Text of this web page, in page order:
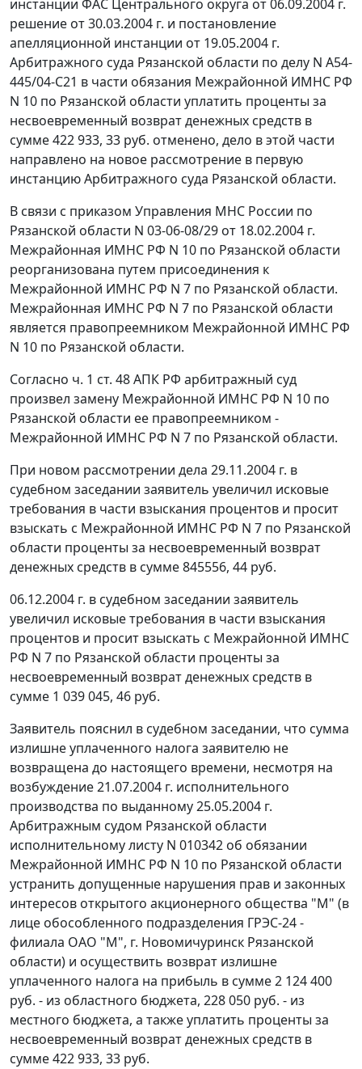
инстанции ФАС Центрального округа от 06.09.2004 г.
решение от 30.03.2004 г. и постановление
апелляционной инстанции от 19.05.2004 г.
Арбитражного суда Рязанской области по делу N А54-
445/04-С21 в части обязания Межрайонной ИМНС РФ
N 10 по Рязанской области уплатить проценты за
несвоевременный возврат денежных средств в
сумме 422 933, 33 руб. отменено, дело в этой части
направлено на новое рассмотрение в первую
инстанцию Арбитражного суда Рязанской области.
В связи с приказом Управления МНС России по
Рязанской области N 03-06-08/29 от 18.02.2004 г.
Межрайонная ИМНС РФ N 10 по Рязанской области
реорганизована путем присоединения к
Межрайонной ИМНС РФ N 7 по Рязанской области.
Межрайонная ИМНС РФ N 7 по Рязанской области
является правопреемником Межрайонной ИМНС РФ
N 10 по Рязанской области.
Согласно ч. 1 ст. 48АПК РФ арбитражный суд
произвел замену Межрайонной ИМНС РФ N 10 по
Рязанской области ее правопреемником -
Межрайонной ИМНС РФ N 7 по Рязанской области.
При новом рассмотрении дела 29.11.2004 г. в
судебном заседании заявитель увеличил исковые
требования в части взыскания процентов и просит
взыскать с Межрайонной ИМНС РФ N 7 по Рязанской
области проценты за несвоевременный возврат
денежных средств в сумме 845556, 44 руб.
06.12.2004 г. в судебном заседании заявитель
увеличил исковые требования в части взыскания
процентов и просит взыскать с Межрайонной ИМНС
РФ N 7 по Рязанской области проценты за
несвоевременный возврат денежных средств в
сумме 1 039 045, 46 руб.
Заявитель пояснил в судебном заседании, что сумма
излишне уплаченного налога заявителю не
возвращена до настоящего времени, несмотря на
возбуждение 21.07.2004 г. исполнительного
производства по выданному 25.05.2004 г.
Арбитражным судом Рязанской области
исполнительному листу N 010342 об обязании
Межрайонной ИМНС РФ N 10 по Рязанской области
устранить допущенные нарушения прав и законных
интересов открытого акционерного общества "М" (в
лице обособленного подразделения ГРЭС-24 -
филиала ОАО "М", г. Новомичуринск Рязанской
области) и осуществить возврат излишне
уплаченного налога на прибыль в сумме 2 124 400
руб. - из областного бюджета, 228 050 руб. - из
местного бюджета, а также уплатить проценты за
несвоевременный возврат денежных средств в
сумме 422 933, 33 руб.